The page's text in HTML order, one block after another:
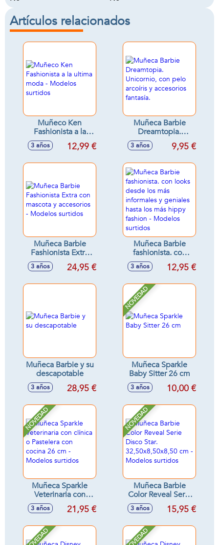
Artículos relacionados
Muñeco Ken
Fashionista a la
ultima moda -
Modelos surtidos
3 años 12,99 €
Muñeca Barbie
Dreamtopia.
Unicornio, con pelo
arcoíris y accesorios
3 años 9,95 €
Muñeca Barbie
Fashionista Extra
con mascota y
accesorios -
3 años 24,95 €
Muñeca Barbie
fashionista. con
looks desde los
más informales y
más hippy fashion -
Modelos surtidos
3 años 12,95 €
Muñeca Barbie y su
descapotable
3 años 28,95 €
NOVEDAD
Muñeca Sparkle
Baby Sitter 26 cm
3 años 10,00 €
NOVEDAD
Muñeca Sparkle
Veterinaria con
clínica o Pastelera
con cocina 26 cm -
3 años 21,95 €
NOVEDAD
Muñeca Barbie
Color Reveal Serie
Disco Star.
32,50x8,50x8,50
surtidos
3 años 15,95 €
NOVEDAD NOVEDAD